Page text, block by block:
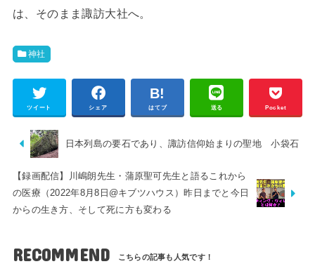
は、そのまま諏訪大社へ。
神社
ツイート シェア はてブ 送る Pocket
日本列島の要石であり、諏訪信仰始まりの聖地 小袋石
【録画配信】川嶋朗先生・蒲原聖可先生と語るこれから
の医療（2022年8月8日@キブツハウス）昨日までと今日
からの生き方、そして死に方も変わる
RECOMMEND